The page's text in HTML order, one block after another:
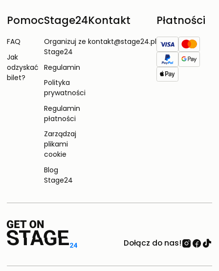
Pomoc
FAQ
Jak
odzyskać
bilet?
Stage24
Organizuj ze
Stage24
Regulamin
Polityka
prywatności
Regulamin
płatności
Zarządzaj
plikami
cookie
Blog
Stage24
Kontakt
kontakt@stage24.pl
Płatności
Dołącz do nas!